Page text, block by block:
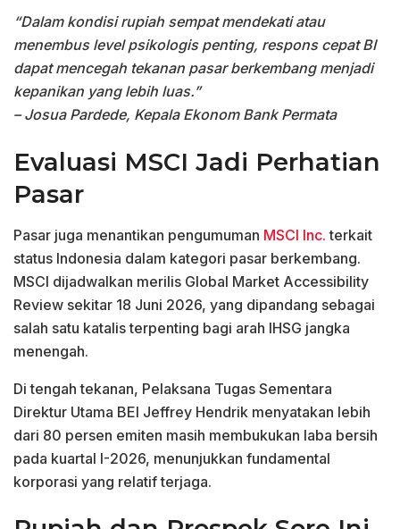
“Dalam kondisi rupiah sempat mendekati atau
menembus level psikologis penting, respons cepat BI
dapat mencegah tekanan pasar berkembang menjadi
kepanikan yang lebih luas.”
– Josua Pardede, Kepala Ekonom Bank Permata
Evaluasi MSCI Jadi Perhatian
Pasar
Pasar juga menantikan pengumuman MSCI Inc. terkait
status Indonesia dalam kategori pasar berkembang.
MSCI dijadwalkan merilis Global Market Accessibility
Review sekitar 18 Juni 2026, yang dipandang sebagai
salah satu katalis terpenting bagi arah IHSG jangka
menengah.
Di tengah tekanan, Pelaksana Tugas Sementara
Direktur Utama BEI Jeffrey Hendrik menyatakan lebih
dari 80 persen emiten masih membukukan laba bersih
pada kuartal I-2026, menunjukkan fundamental
korporasi yang relatif terjaga.